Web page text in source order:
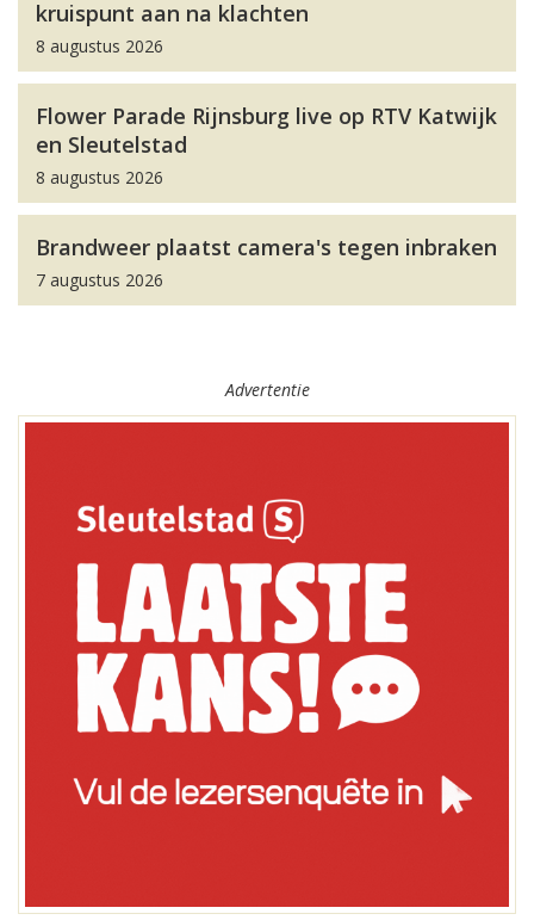
kruispunt aan na klachten
8 augustus 2026
Flower Parade Rijnsburg live op RTV Katwijk
en Sleutelstad
8 augustus 2026
Brandweer plaatst camera's tegen inbraken
7 augustus 2026
Advertentie